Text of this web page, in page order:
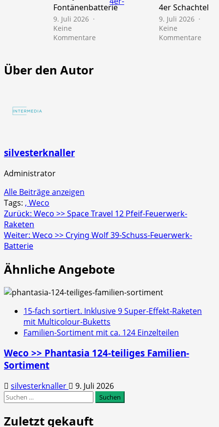
Fontänenbatterie
9. Juli 2026
Keine
Kommentare
4er Schachtel
9. Juli 2026
Keine
Kommentare
Über den Autor
silvesterknaller
Administrator
Alle Beiträge anzeigen
Tags: , Weco
Beitragsnavigation
Zurück: Weco >> Space Travel 12 Pfeif-Feuerwerk-
Raketen
Weiter: Weco >> Crying Wolf 39-Schuss-Feuerwerk-
Batterie
Ähnliche Angebote
15-fach sortiert. Inklusive 9 Super-Effekt-Raketen
mit Multicolour-Buketts
Familien-Sortiment mit ca. 124 Einzelteilen
Weco >> Phantasia 124-teiliges Familien-
Sortiment
silvesterknaller
9. Juli 2026
Suchen
Zuletzt gekauft